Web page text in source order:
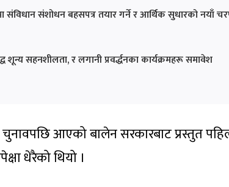
संशोधन बहसपत्र तयार गर्ने र आर्थिक सुधारको नयाँ
शून्य सहनशीलता, र लगानी प्रवर्द्धनका कार्यक्रमहरू समावेश
आएको बालेन सरकारबाट प्रस्तुत
धेरैको थियो ।